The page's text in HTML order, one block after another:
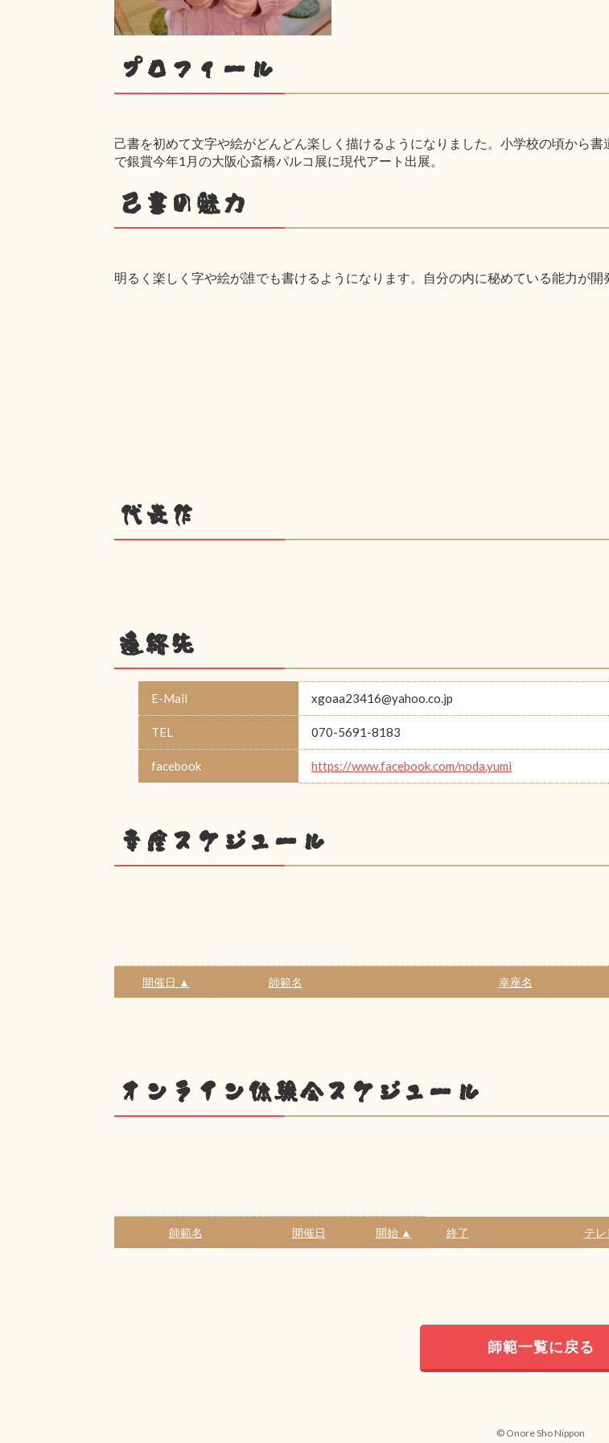
プロフィール
己書を初めて文字や絵がどんどん楽しく描けるようになりました。小学校の頃から
で銀賞今年1月の大阪心斎橋パルコ展に現代アート出展。
己書の魅力
明るく楽しく字や絵が誰でも書けるようになります。自分の内に秘めている能力が開
代表作
連絡先
E-Mail xgoaa23416@yahoo.co.jp
TEL 070-5691-8183
facebook https://www.facebook.com/noda.yumi
幸座スケジュール
開催日 ▲ 師範名 幸座名
オンライン体験会スケジュール
師範名 開催日 開始 ▲ 終了 テレ
師範一覧に戻る
© Onore Sho Nippon